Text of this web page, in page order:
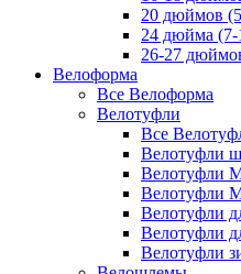
20 дюймов
24 дюйма (7-
26-27
Велоформа
Все Велоформа
Велотуфли
Все
Велотуфли
Велотуфли
Велотуфли
Велотуфли
Велотуфли
Велотуфли